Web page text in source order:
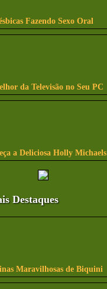
Fazendo Sexo Oral
da Televisão no Seu PC
a Deliciosa Holly Michaels
Destaques
Maravilhosas de Biquini